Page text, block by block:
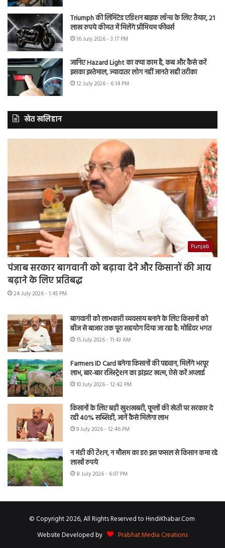
Triumph की लिमिटेड एडिशन बाइक लॉन्च के लिए तैयार, 21
लाख रुपये कीमत में मिलेंगे प्रीमियम फीचर्स
16 July 2026 - 3:17 PM
जानिए Hazard Light का क्या काम है, कब और कैसे करें
इसका इस्तेमाल, ज्यादातर लोग नहीं जानते सही तरीका
12 July 2026 - 6:14 PM
खेत खलिहान
Punjab
पंजाब सरकार बागवानी को बढ़ावा देने और किसानों की आय
बढ़ाने के लिए प्रतिबद्ध
24 July 2026 - 1:45 PM
बागवानी को लाभकारी व्यवसाय बनाने के लिए किसानों को
बीज से बाजार तक पूरा सहयोग दिया जा रहा है: मोहिंदर भगत
15 July 2026 - 11:43 AM
Farmers ID Card बनेगा किसानों की पहचान, मिलेंगे भरपूर
लाभ, बार-बार रजिस्ट्रेशन का झंझट खत्म, ऐसे करें अप्लाई
10 July 2026 - 12:42 PM
किसानों के लिए बड़ी खुशखबरी, फूलों की खेती पर सरकार दे
रही 40% सब्सिडी, जानें कैसे मिलेगा लाभ
9 July 2026 - 12:46 PM
न मंडी की टेंशन, न मौसम का डर! इस फसल से किसान कमा रहे
लाखों रुपये
8 July 2026 - 6:07 PM
© Copyright 2026, All Rights Reserved to HindiKhabar.Com
Website Developed by
Prabhat Media Creations